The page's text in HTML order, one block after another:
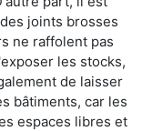
joints brosses
ne raffolent pas
les stocks,
de laisser
bâtiments, car les
espaces libres et